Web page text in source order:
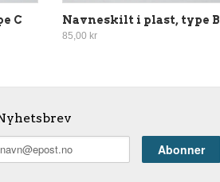
C Navneskilt i plast, type B
85,00 kr